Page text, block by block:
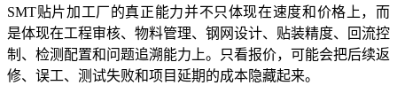
SMT贴片加工厂的真正能力并不只体现在速度和价格上，而
是体现在工程审核、物料管理、钢网设计、贴装精度、回流控
制、检测配置和问题追溯能力上。只看报价，可能会把后续返
修、误工、测试失败和项目延期的成本隐藏起来。